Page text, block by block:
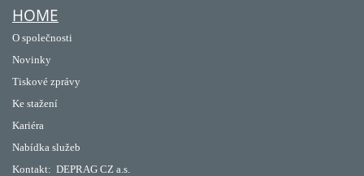
HOME
O společnosti
Novinky
Tiskové zprávy
Ke stažení
Kariéra
Nabídka služeb
Kontakt: DEPRAG CZ a.s.